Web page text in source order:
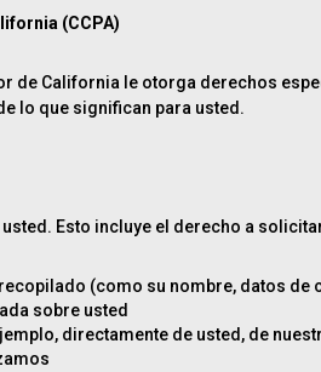
(CCPA)
de California le otorga derechos
lo que significan para usted.
Esto incluye el derecho a
(como su nombre, datos
sobre usted
directamente de usted, de